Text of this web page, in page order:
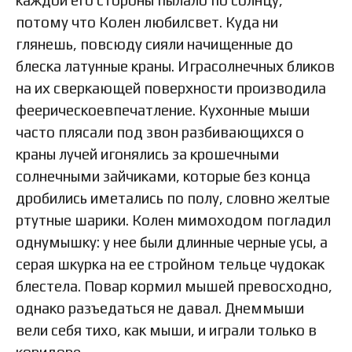
потому что Колен любилсвет. Куда ни
глянешь, повсюду сияли начищенные до
блеска латунные краны. Играсолнечных бликов
на их сверкающей поверхности производила
феерическоевпечатление. Кухонные мыши
часто плясали под звон разбивающихся о
краны лучей игонялись за крошечными
солнечными зайчиками, которые без конца
дробились иметались по полу, словно желтые
ртутные шарики. Колен мимоходом погладил
однумышку: у нее были длинные черные усы, а
серая шкурка на ее стройном тельце чудокак
блестела. Повар кормил мышей превосходно,
однако разъедаться не давал. Днеммыши
вели себя тихо, как мыши, и играли только в